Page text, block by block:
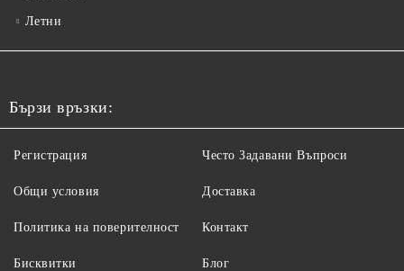
Летни
Бързи връзки:
Регистрация
Общи условия
Политика на поверителност
Бисквитки
Често Задавани Въпроси
Доставка
Контакт
Блог